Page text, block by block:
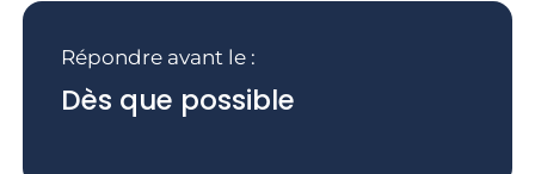
Répondre avant le :
Dès que possible